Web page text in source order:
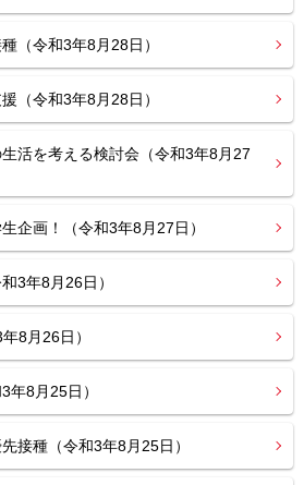
（令和3年8月28日）
（令和3年8月28日）
活を考える検討会（令和3年8月27
企画！（令和3年8月27日）
3年8月26日）
8月26日）
年8月25日）
接種（令和3年8月25日）